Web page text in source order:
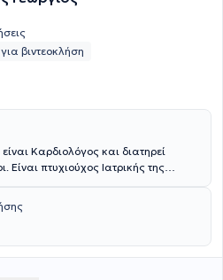
βιντεοκλήση
είναι Καρδιολόγος και διατηρεί
Είναι πτυχιούχος Ιατρικής της
κι ακολούθως Καρδιολογίας στο
ενώ διετέλεσε Επιμελητής
του Νοσοκομείου ΙΑΣΩ General.
Τεχνικές Υπερηχοκαρδιογραφίας